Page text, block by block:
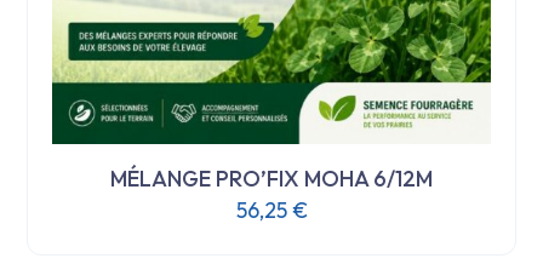
MÉLANGE PRO’FIX MOHA 6/12M
56,25€